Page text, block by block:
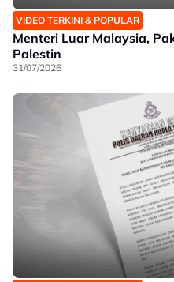
VIDEO TERKINI & POPULAR
Menteri Luar Malaysia,
Palestin
31/07/2026